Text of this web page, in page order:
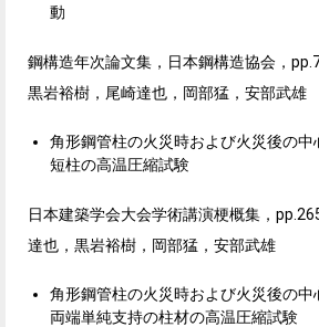
動
鋼構造年次論文集，日本鋼構造協会，
黒岩裕樹，尾崎達也，岡部猛，安部武雄
角形鋼管柱の火災時および火災後の
短柱の高温圧縮試験
日本建築学会大会学術講演梗概集，
達也，黒岩裕樹，岡部猛，安部武雄
角形鋼管柱の火災時および火災後の
両端単純支持の柱材の高温圧縮試験